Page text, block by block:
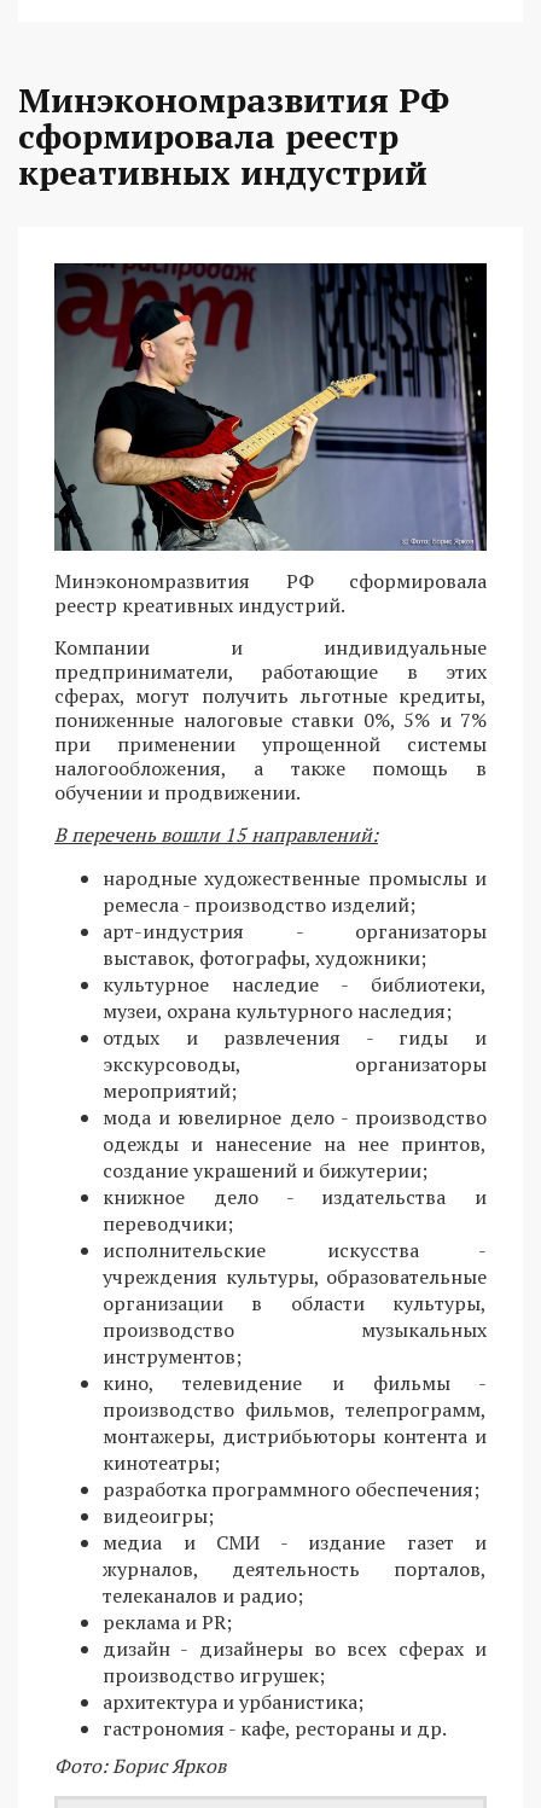
Минэкономразвития РФ
сформировала реестр
креативных индустрий
Минэкономразвития РФ сформировала
реестр креативных индустрий.
Компании и индивидуальные
предприниматели, работающие в этих
сферах, могут получить льготные кредиты,
пониженные налоговые ставки 0%, 5% и 7%
при применении упрощенной системы
налогообложения, а также помощь в
обучении и продвижении.
В перечень вошли 15 направлений:
народные художественные промыслы и
ремесла - производство изделий;
арт-индустрия - организаторы
выставок, фотографы, художники;
культурное наследие - библиотеки,
музеи, охрана культурного наследия;
отдых и развлечения - гиды и
экскурсоводы, организаторы
мероприятий;
мода и ювелирное дело - производство
одежды и нанесение на нее принтов,
создание украшений и бижутерии;
книжное дело - издательства и
переводчики;
исполнительские искусства -
учреждения культуры, образовательные
организации в области культуры,
производство музыкальных
инструментов;
кино, телевидение и фильмы -
производство фильмов, телепрограмм,
монтажеры, дистрибьюторы контента и
кинотеатры;
разработка программного обеспечения;
видеоигры;
медиа и СМИ - издание газет и
журналов, деятельность порталов,
телеканалов и радио;
реклама и PR;
дизайн - дизайнеры во всех сферах и
производство игрушек;
архитектура и урбанистика;
гастрономия - кафе, рестораны и др.
Фото: Борис Ярков